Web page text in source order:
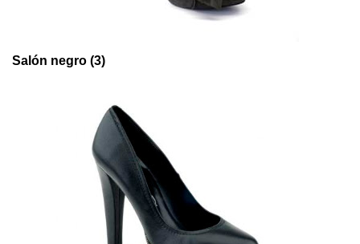
Salón negro (3)